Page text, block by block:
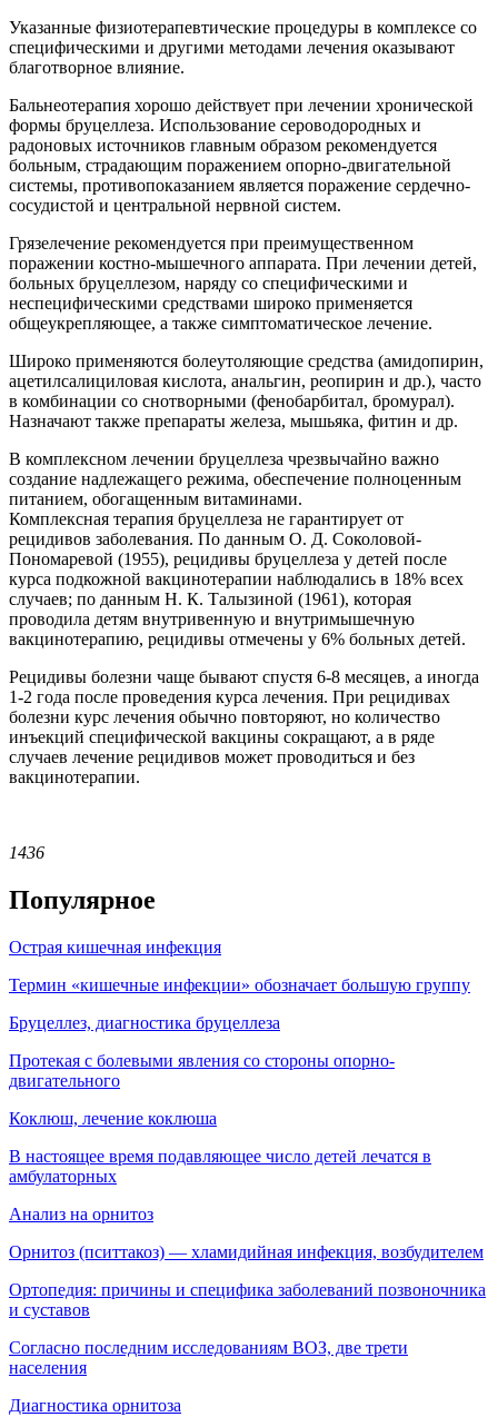
Указанные физиотерапевтические процедуры в комплексе со
специфическими и другими методами лечения оказывают
благотворное влияние.
Бальнеотерапия хорошо действует при лечении хронической
формы бруцеллеза. Использование сероводородных и
радоновых источников главным образом рекомендуется
больным, страдающим поражением опорно-двигательной
системы, противопоказанием является поражение сердечно-
сосудистой и центральной нервной систем.
Грязелечение рекомендуется при преимущественном
поражении костно-мышечного аппарата. При лечении детей,
больных бруцеллезом, наряду со специфическими и
неспецифическими средствами широко применяется
общеукрепляющее, а также симптоматическое лечение.
Широко применяются болеутоляющие средства (амидопирин,
ацетилсалициловая кислота, анальгин, реопирин и др.), часто
в комбинации со снотворными (фенобарбитал, бромурал).
Назначают также препараты железа, мышьяка, фитин и др.
В комплексном лечении бруцеллеза чрезвычайно важно
создание надлежащего режима, обеспечение полноценным
питанием, обогащенным витаминами.
Комплексная терапия бруцеллеза не гарантирует от
рецидивов заболевания. По данным О. Д. Соколовой-
Пономаревой (1955), рецидивы бруцеллеза у детей после
курса подкожной вакцинотерапии наблюдались в 18% всех
случаев; по данным Н. К. Талызиной (1961), которая
проводила детям внутривенную и внутримышечную
вакцинотерапию, рецидивы отмечены у 6% больных детей.
Рецидивы болезни чаще бывают спустя 6-8 месяцев, а иногда
1-2 года после проведения курса лечения. При рецидивах
болезни курс лечения обычно повторяют, но количество
инъекций специфической вакцины сокращают, а в ряде
случаев лечение рецидивов может проводиться и без
вакцинотерапии.
1436
Популярное
Острая кишечная инфекция
Термин «кишечные инфекции» обозначает большую группу
Бруцеллез, диагностика бруцеллеза
Протекая с болевыми явления со стороны опорно-
двигательного
Коклюш, лечение коклюша
В настоящее время подавляющее число детей лечатся в
амбулаторных
Анализ на орнитоз
Орнитоз (пситтакоз) — хламидийная инфекция, воз­будителем
Ортопедия: причины и специфика заболеваний позвоночника
и суставов
Согласно последним исследованиям ВОЗ, две трети
населения
Диагностика орнитоза